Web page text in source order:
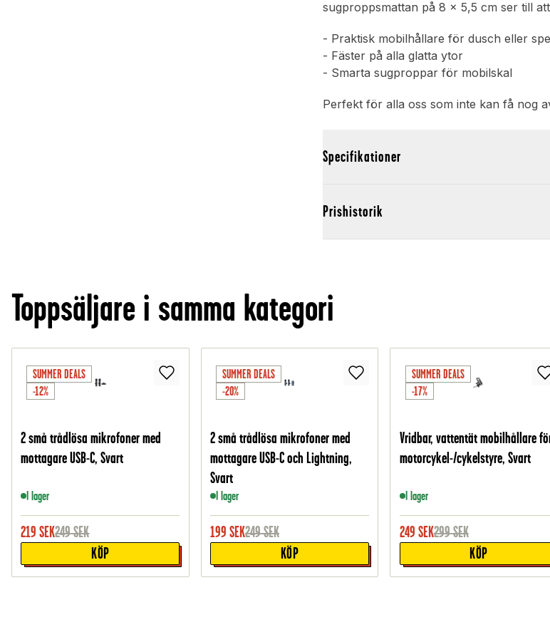
sugproppsmattan på 8 x 5,5 cm ser till
- Praktisk mobilhållare för dusch eller
- Fäster på alla glatta ytor
- Smarta sugproppar för mobilskal
Perfekt för alla oss som inte kan få nog
Specifikationer
Prishistorik
Toppsäljare i samma kategori
SUMMER DEALS
-12%
2 små trådlösa mikrofoner med
mottagare USB-C, Svart
I lager
219 SEK249SEK
KÖP
SUMMER DEALS
-20%
2 små trådlösa mikrofoner med
mottagare USB-C och Lightning,
Svart
I lager
199 SEK249SEK
KÖP
SUMMER DEALS
-17%
Vridbar, vattentät mobilhållare
motorcykel-/cykelstyre, Svart
I lager
249 SEK299SEK
KÖP